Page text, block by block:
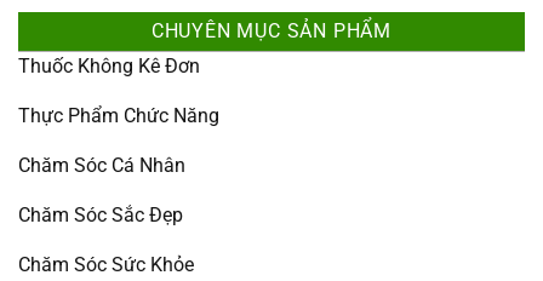
CHUYÊN MỤC SẢN PHẨM
Thuốc Không Kê Đơn
Thực Phẩm Chức Năng
Chăm Sóc Cá Nhân
Chăm Sóc Sắc Đẹp
Chăm Sóc Sức Khỏe